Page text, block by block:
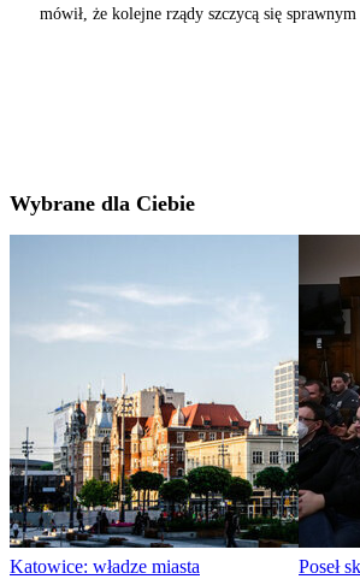
mówił, że kolejne rządy szczycą się
Wybrane dla Ciebie
Katowice: władze miasta
Poseł